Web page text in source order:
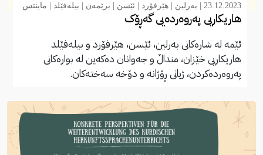
23.12.2023 | بەرلین هێرفۆرد ئێسن برێمەن بیلەفێلد ماينتس
هاریکاریی پەروەردەیی گەڕۆک
ئێمە لە شارەکانی بەرلین، ئێسن، هێرفۆرد و بیلەفێلد
هاریکاریی خێزان، منداڵ و جەوانان دەکەین لە بوارەکانی
پەروەردەکردن، ژیانی ڕۆژانە و دۆخە سەختەکان.